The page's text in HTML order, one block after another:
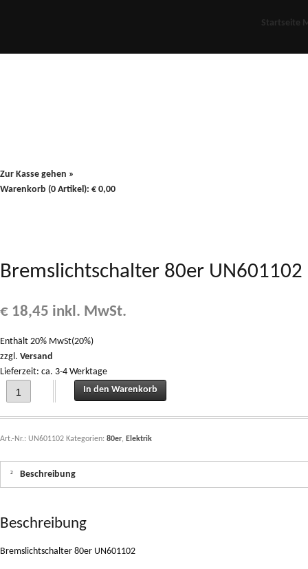
Startseite
Zur Kasse gehen »
Warenkorb (0 Artikel): € 0,00
Bremslichtschalter 80er UN601102
€ 18,45 inkl. MwSt.
Enthält 20% MwSt(20%)
zzgl. Versand
Lieferzeit: ca. 3-4 Werktage
Bremslichtschalter 80er UN601102 quantity
In den Warenkorb
Art.-Nr.: UN601102 Kategorien: 80er, Elektrik
Beschreibung
Beschreibung
Bremslichtschalter 80er UN601102